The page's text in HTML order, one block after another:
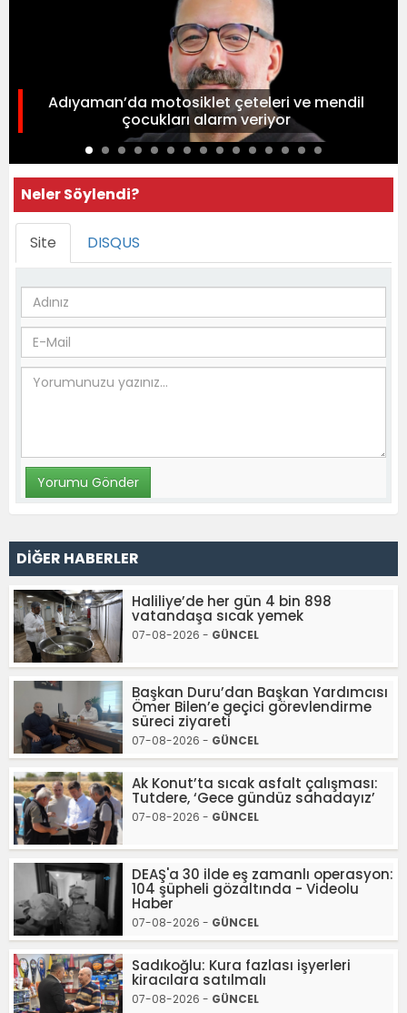
Adıyaman’da motosiklet çeteleri ve mendil
çocukları alarm veriyor
Neler Söylendi?
Site DISQUS
DİĞER HABERLER
Haliliye’de her gün 4 bin 898
vatandaşa sıcak yemek
07-08-2026 - GÜNCEL
Başkan Duru’dan Başkan Yardımcısı
Ömer Bilen’e geçici görevlendirme
süreci ziyareti
07-08-2026 - GÜNCEL
Ak Konut’ta sıcak asfalt çalışması:
Tutdere, ‘Gece gündüz sahadayız’
07-08-2026 - GÜNCEL
DEAŞ'a 30 ilde eş zamanlı operasyon:
104 şüpheli gözaltında - Videolu
Haber
07-08-2026 - GÜNCEL
Sadıkoğlu: Kura fazlası işyerleri
kiracılara satılmalı
07-08-2026 - GÜNCEL